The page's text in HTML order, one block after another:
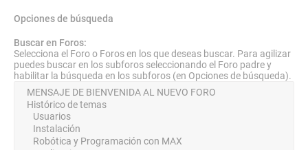
Opciones de búsqueda
Buscar en Foros:
Selecciona el Foro o Foros en los que deseas buscar. Para agilizar
puedes buscar en los subforos seleccionando el Foro padre y
habilitar la búsqueda en los subforos (en Opciones de búsqueda).